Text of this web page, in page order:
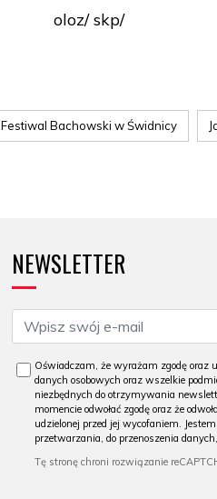
oloz/ skp/
Festiwal Bachowski w Świdnicy
NEWSLETTER
Oświadczam, że wyrażam zgodę
danych osobowych oraz wszelkie
niezbędnych do otrzymywania
momencie odwołać zgodę oraz że
udzielonej przed jej wycofaniem.
przetwarzania, do przenoszenia